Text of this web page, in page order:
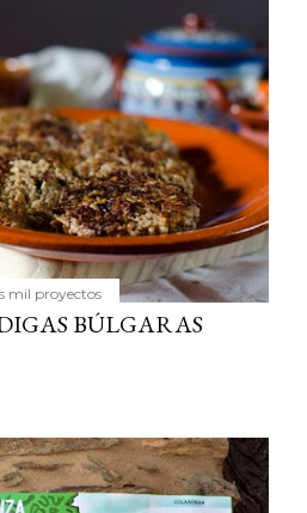
mil proyectos
BÚLGARAS